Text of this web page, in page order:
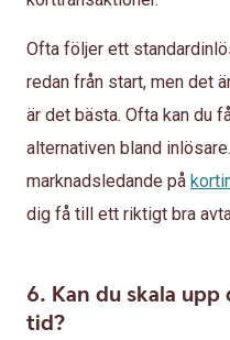
Ofta följer ett
redan från start, men det
är det bästa. Ofta kan du
alternativen bland
marknadsledande på
dig få till ett riktigt bra
6. Kan du skala
tid?